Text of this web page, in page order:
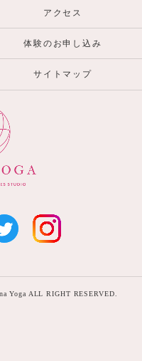
アクセス
体験のお申し込み
サイトマップ
Yoga ALL RIGHT RESERVED.